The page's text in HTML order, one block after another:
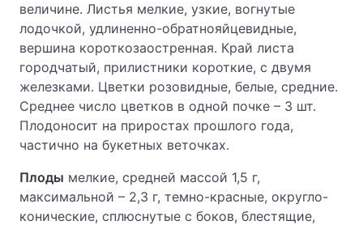
величине. Листья мелкие, узкие, вогнутые
лодочкой, удлиненно-обратнояйцевидные,
вершина короткозаостренная. Край листа
городчатый, прилистники короткие, с двумя
железками. Цветки розовидные, белые, средние.
Среднее число цветков в одной почке – 3 шт.
Плодоносит на приростах прошлого года,
частично на букетных веточках.
Плоды мелкие, средней массой 1,5 г,
максимальной – 2,3 г, темно-красные, округло-
конические, сплюснутые с боков, блестящие,